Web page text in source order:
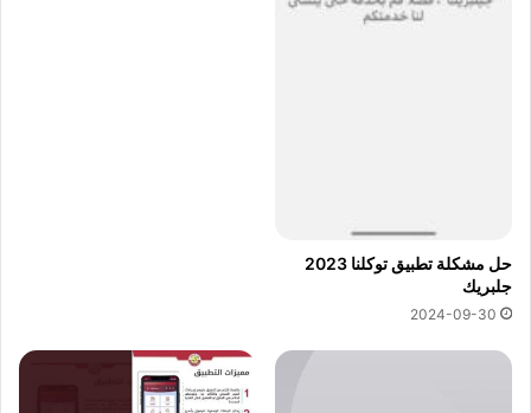
حل مشكلة تطبيق توكلنا 2023
جلبريك
2024-09-30